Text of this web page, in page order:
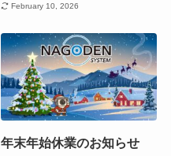
February 10, 2026
年末年始休業のお知らせ